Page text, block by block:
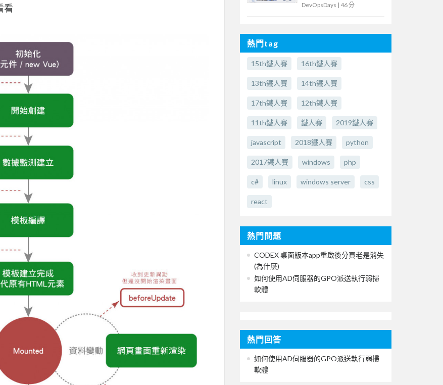
看
DevOpsDays | 46 分
熱門tag
15th鐵人賽 16th鐵人賽
13th鐵人賽 14th鐵人賽
17th鐵人賽 12th鐵人賽
11th鐵人賽 鐵人賽 2019鐵人賽
javascript 2018鐵人賽 python
2017鐵人賽 windows php
c# linux windows server css
react
熱門問題
CODEX 桌面版本app重啟後分頁老是消失
(為什麼)
如何使用AD伺服器的GPO派送執行弱掃
軟體
熱門回答
如何使用AD伺服器的GPO派送執行弱掃
軟體